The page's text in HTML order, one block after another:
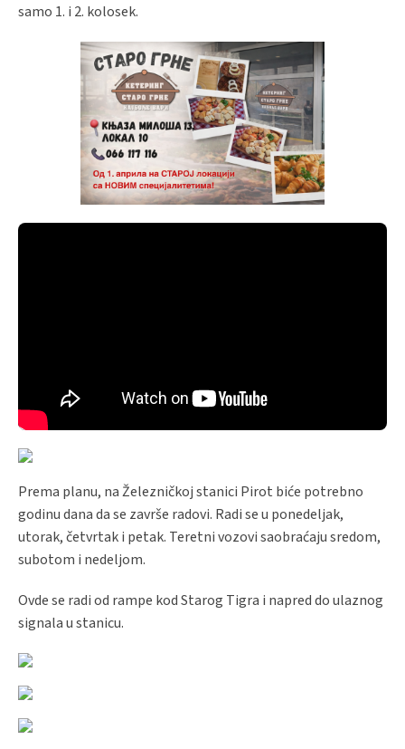
samo 1. i 2. kolosek.
Prema planu, na Železničkoj stanici Pirot biće potrebno
godinu dana da se završe radovi. Radi se u ponedeljak,
utorak, četvrtak i petak. Teretni vozovi saobraćaju sredom,
subotom i nedeljom.
Ovde se radi od rampe kod Starog Tigra i napred do ulaznog
signala u stanicu.